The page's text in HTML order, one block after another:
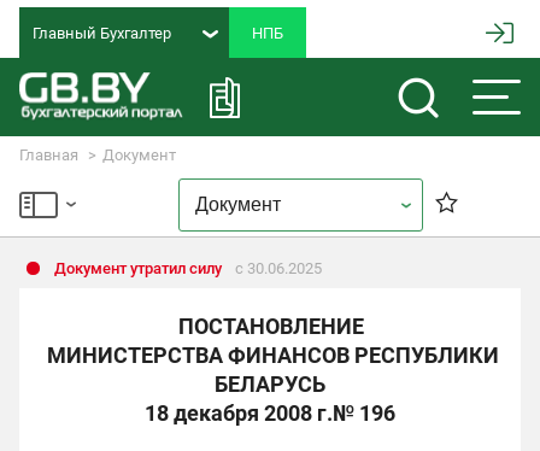
Главный Бухгалтер
Главная Документ
Документ утратил силу с 30.06.2025
ПОСТАНОВЛЕНИЕ
МИНИСТЕРСТВА ФИНАНСОВ РЕСПУБЛИКИ
БЕЛАРУСЬ
18 декабря 2008 г.№ 196